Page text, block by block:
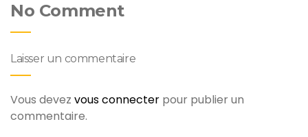
No Comment
Laisser un commentaire
Vous devez vous connecter pour publier un
commentaire.